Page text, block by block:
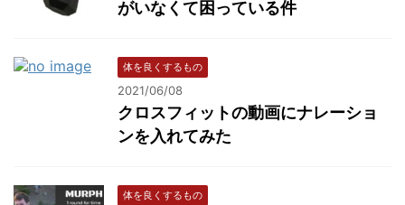
がいなくて困っている件
体を良くするもの
2021/06/08
クロスフィットの動画にナレーショ
ンを入れてみた
体を良くするもの